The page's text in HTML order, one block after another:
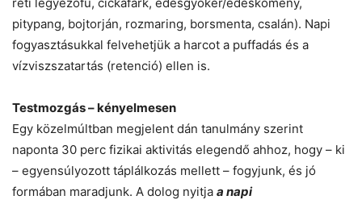
pitypang, bojtorján, rozmaring, borsmenta, csalán). Napi
fogyasztásukkal felvehetjük a harcot a puffadás és a
vízviszszatartás (retenció) ellen is.
Testmozgás – kényelmesen
Egy közelmúltban megjelent dán tanulmány szerint
naponta 30 perc fizikai aktivitás elegendő ahhoz, hogy – ki
– egyensúlyozott táplálkozás mellett – fogyjunk, és jó
formában maradjunk. A dolog nyitja a napi